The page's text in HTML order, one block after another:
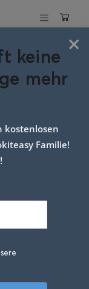
×
keine
mehr
kostenlosen
Familie!